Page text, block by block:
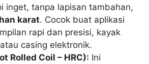
inget, tanpa lapisan tambahan,
karat. Cocok buat aplikasi
rapi dan presisi, kayak
casing elektronik.
Rolled Coil – HRC): Ini